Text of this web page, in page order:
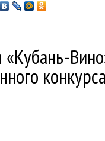
«Кубань-